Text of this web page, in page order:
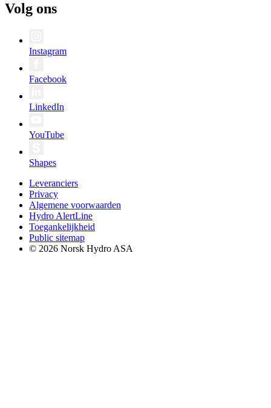
Volg ons
Instagram
Facebook
LinkedIn
YouTube
Shapes
Leveranciers
Privacy
Algemene voorwaarden
Hydro AlertLine
Toegankelijkheid
Public sitemap
© 2026 Norsk Hydro ASA